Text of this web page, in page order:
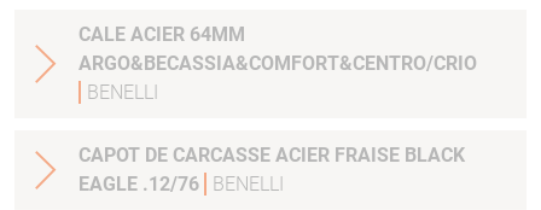
CALE ACIER 64MM
ARGO&BECASSIA&COMFORT&CENTRO/CRIO
BENELLI
CAPOT DE CARCASSE ACIER FRAISE BLACK
EAGLE .12/76
BENELLI